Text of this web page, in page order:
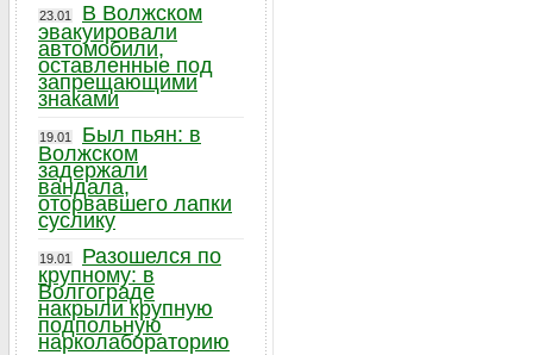
23.01
В Волжском
эвакуировали
автомобили,
оставленные под
запрещающими
знаками
19.01
Был пьян: в
Волжском
задержали
вандала,
оторвавшего лапки
суслику
19.01
Разошелся по
крупному: в
Волгограде
накрыли крупную
подпольную
нарколабораторию